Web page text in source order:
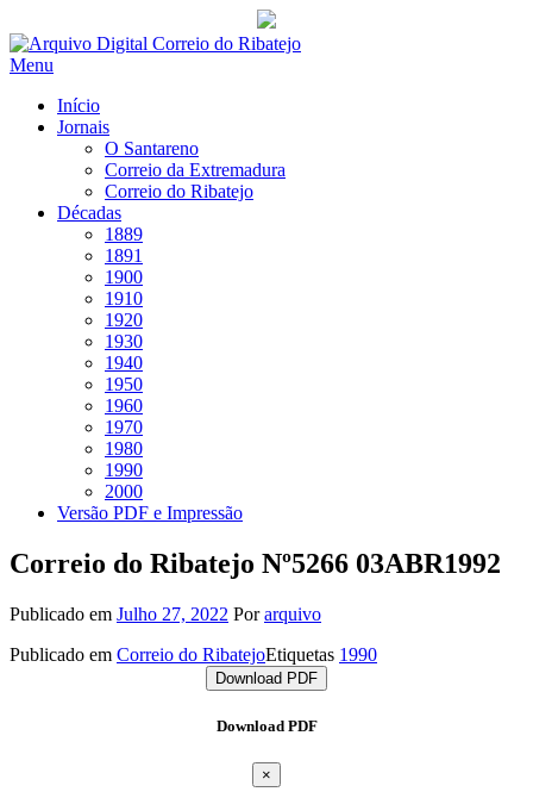
Saltar
para
Menu
Início
Jornais
O Santareno
Correio da Extremadura
Correio do Ribatejo
Décadas
1889
1891
1900
1910
1920
1930
1940
1950
1960
1970
1980
1990
2000
Versão PDF e Impressão
Correio do Ribatejo Nº5266 03ABR1992
Publicado em Julho 27, 2022 Porarquivo
Publicado em Correio do RibatejoEtiquetas 1990
Download PDF
Download PDF
×